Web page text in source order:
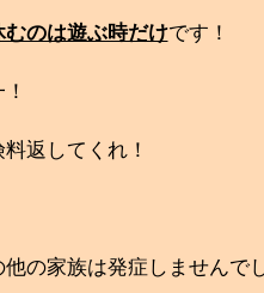
むのは遊ぶ時だけです！
返してくれ！
の家族は発症しませんでし